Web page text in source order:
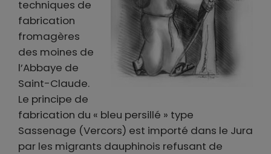
techniques de
fabrication
fromagères
des moines de
l’Abbaye de
Saint-Claude.
Le principe de
fabrication du « bleu persillé » type
Sassenage (Vercors) est importé dans le Jura
par les migrants dauphinois refusant de